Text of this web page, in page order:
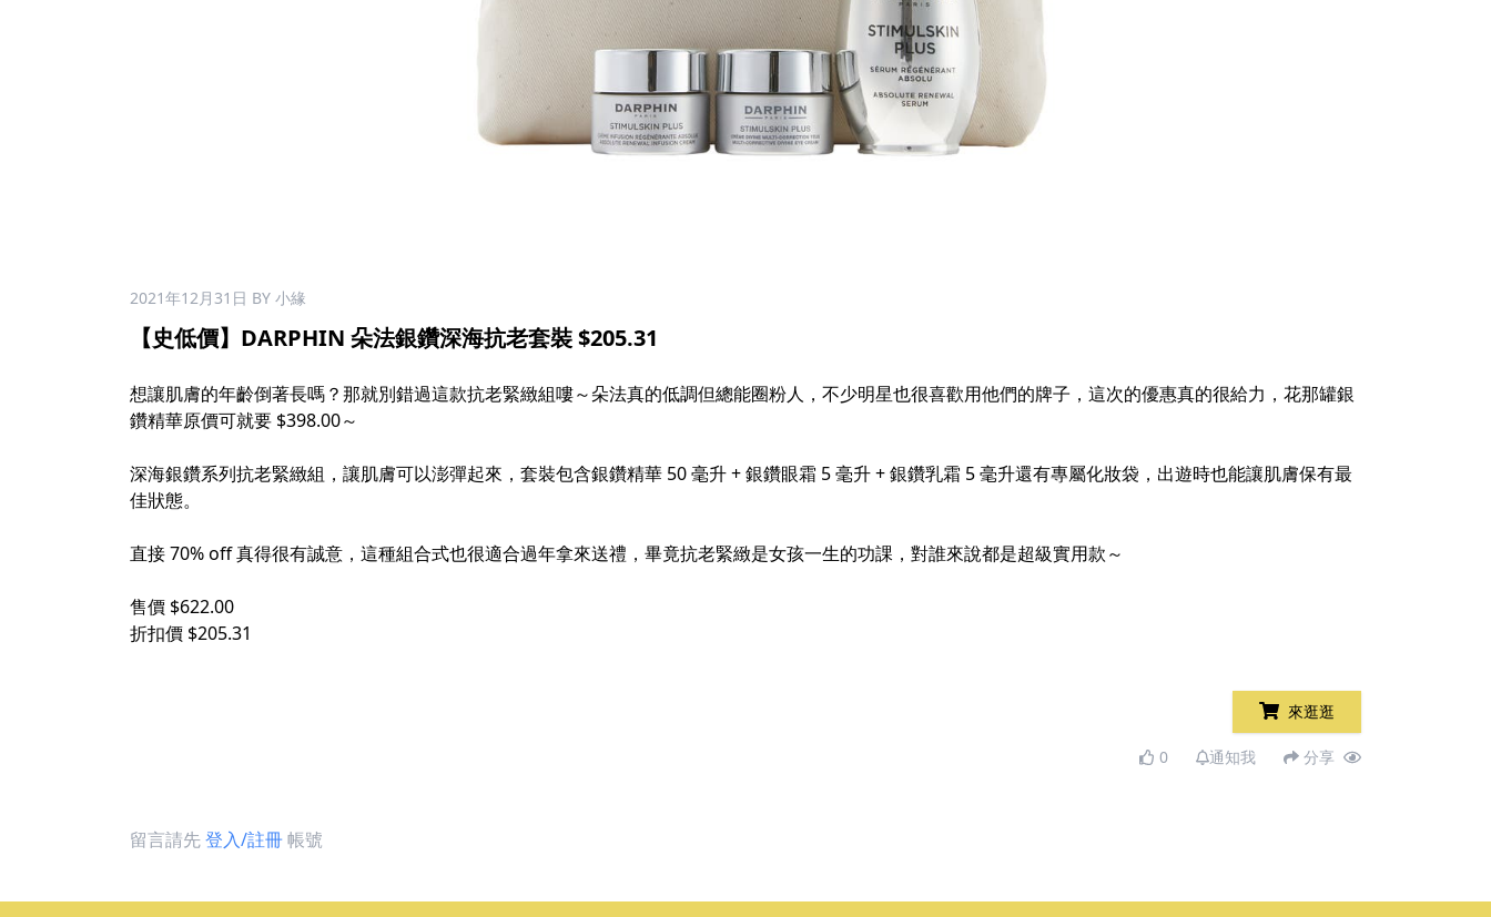
2021年12月31日 BY 小緣
【史低價】DARPHIN 朵法銀鑽深海抗老套裝 $205.31
想讓肌膚的年齡倒著長嗎？那就別錯過這款抗老緊緻組嘍～朵法真的低調但總能圈粉人，不少明星也很喜歡用他們的牌子，這次的優惠真的很給力，花那罐銀
鑽精華原價可就要 $398.00～
深海銀鑽系列抗老緊緻組，讓肌膚可以澎彈起來，套裝包含銀鑽精華 50 毫升 + 銀鑽眼霜 5 毫升 + 銀鑽乳霜 5 毫升還有專屬化妝袋，出遊時也能讓肌膚保有最
佳狀態。
直接 70% off 真得很有誠意，這種組合式也很適合過年拿來送禮，畢竟抗老緊緻是女孩一生的功課，對誰來說都是超級實用款～
售價 $622.00
折扣價 $205.31
來逛逛
0 通知我 分享
留言請先登入/註冊帳號